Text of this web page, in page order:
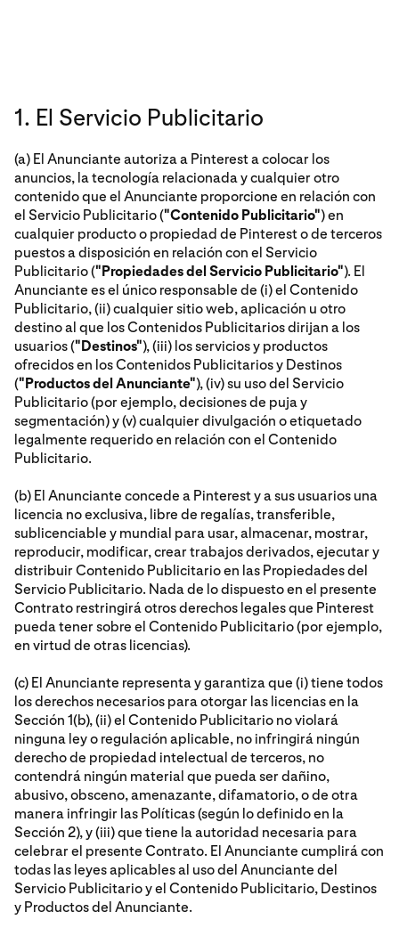
1. El Servicio Publicitario
(a) El Anunciante autoriza a Pinterest a colocar los
anuncios, la tecnología relacionada y cualquier otro
contenido que el Anunciante proporcione en relación con
el Servicio Publicitario ("Contenido Publicitario") en
cualquier producto o propiedad de Pinterest o de terceros
puestos a disposición en relación con el Servicio
Publicitario ("Propiedades del Servicio Publicitario"). El
Anunciante es el único responsable de (i) el Contenido
Publicitario, (ii) cualquier sitio web, aplicación u otro
destino al que los Contenidos Publicitarios dirijan a los
usuarios ("Destinos"), (iii) los servicios y productos
ofrecidos en los Contenidos Publicitarios y Destinos
("Productos del Anunciante"), (iv) su uso del Servicio
Publicitario (por ejemplo, decisiones de puja y
segmentación) y (v) cualquier divulgación o etiquetado
legalmente requerido en relación con el Contenido
Publicitario.
(b) El Anunciante concede a Pinterest y a sus usuarios una
licencia no exclusiva, libre de regalías, transferible,
sublicenciable y mundial para usar, almacenar, mostrar,
reproducir, modificar, crear trabajos derivados, ejecutar y
distribuir Contenido Publicitario en las Propiedades del
Servicio Publicitario. Nada de lo dispuesto en el presente
Contrato restringirá otros derechos legales que Pinterest
pueda tener sobre el Contenido Publicitario (por ejemplo,
en virtud de otras licencias).
(c) El Anunciante representa y garantiza que (i) tiene todos
los derechos necesarios para otorgar las licencias en la
Sección 1(b), (ii) el Contenido Publicitario no violará
ninguna ley o regulación aplicable, no infringirá ningún
derecho de propiedad intelectual de terceros, no
contendrá ningún material que pueda ser dañino,
abusivo, obsceno, amenazante, difamatorio, o de otra
manera infringir las Políticas (según lo definido en la
Sección 2), y (iii) que tiene la autoridad necesaria para
celebrar el presente Contrato. El Anunciante cumplirá con
todas las leyes aplicables al uso del Anunciante del
Servicio Publicitario y el Contenido Publicitario, Destinos
y Productos del Anunciante.